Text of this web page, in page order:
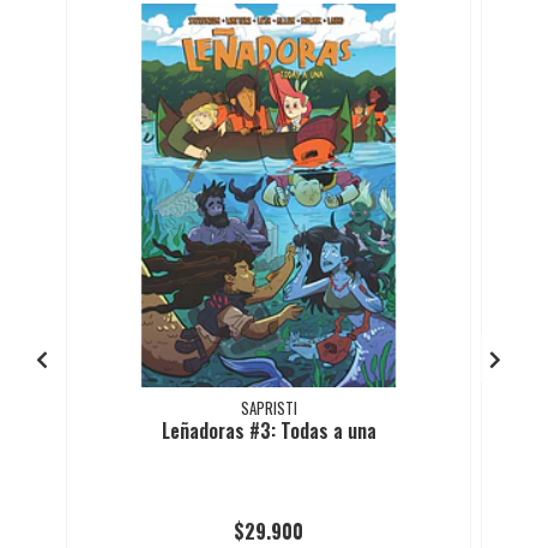
SAPRISTI
Leñadoras #3: Todas a una
$29.900